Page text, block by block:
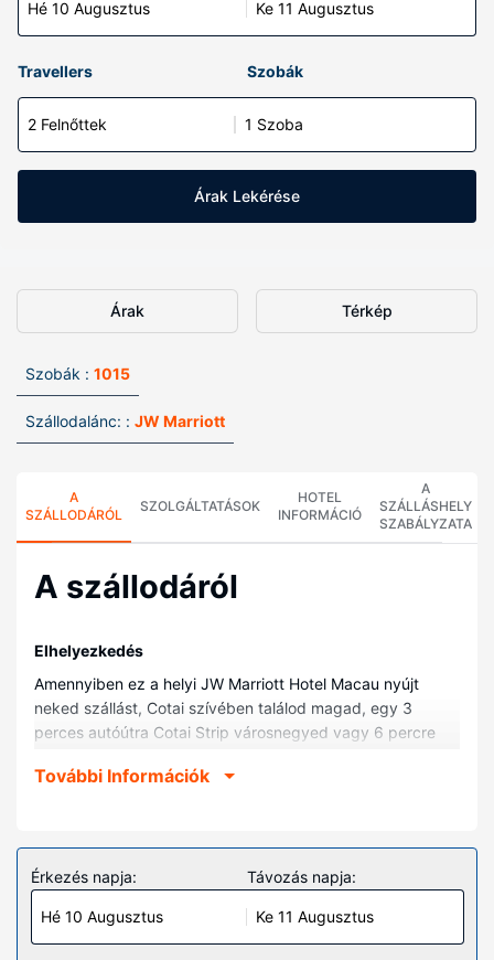
Hé 10 Augusztus Ke 11 Augusztus
Travellers Szobák
2 Felnőttek 1 Szoba
Árak Lekérése
Árak Térkép
Szobák : 1015
Szállodalánc: : JW Marriott
A
SZÁLLODÁRÓL
SZOLGÁLTATÁSOK
HOTEL
INFORMÁCIÓ
A
SZÁLLÁSHELY
SZABÁLYZATA
A szállodáról
Elhelyezkedés
Amennyiben ez a helyi JW Marriott Hotel Macau nyújt
neked szállást, Cotai szívében találod magad, egy 3
perces autóútra Cotai Strip városnegyed vagy 6 percre
kb. 6 km-re található Macau Tower Kongresszusi és
Helyezze magát kényelembe a(z) 1015 egyedi bútorokkal
berendezett szoba egyikében, melyekben hűtőszekrény
és LED-televíziók is található. A szobákban lévő kényelmes
További Információk
Érkezés napja:
Hé 10 Augusztus
Távozás napja:
Ke 11 Augusztus